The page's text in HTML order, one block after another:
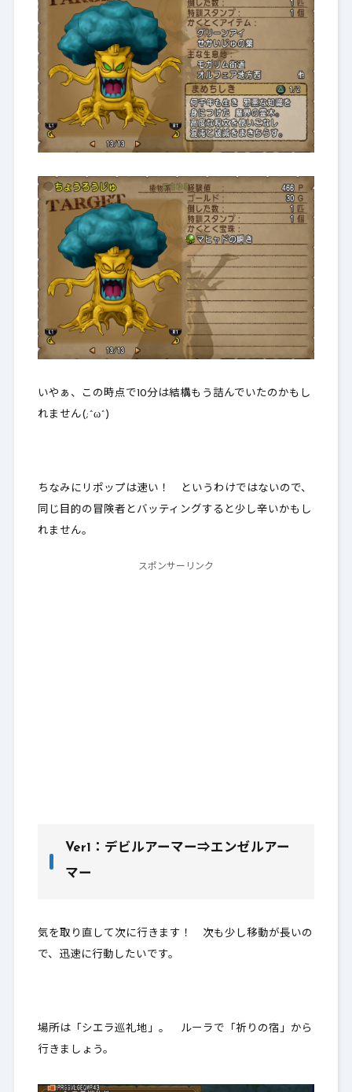
いやぁ、この時点で10分は結構もう詰んでいたのかもし
れません(;^ω^)
ちなみにリポップは速い！ というわけではないので、
同じ目的の冒険者とバッティングすると少し辛いかもし
れません。
スポンサーリンク
Ver1：デビルアーマー⇒エンゼルアー
マー
気を取り直して次に行きます！ 次も少し移動が長いの
で、迅速に行動したいです。
場所は「シエラ巡礼地」。 ルーラで「祈りの宿」から
行きましょう。